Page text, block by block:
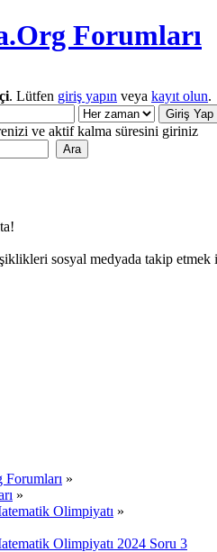
Forumları
. Lütfen giriş yapın veya kayıt olun.
ve aktif kalma süresini giriniz
sosyal medyada takip etmek
Forumları »
»
Olimpiyatı »
Olimpiyatı 2024 Soru 3